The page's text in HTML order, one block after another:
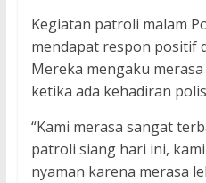
Kegiatan patroli malam
mendapat respon positif
Mereka mengaku
ketika ada kehadiran
“Kami merasa sangat
patroli siang hari ini,
nyaman karena merasa